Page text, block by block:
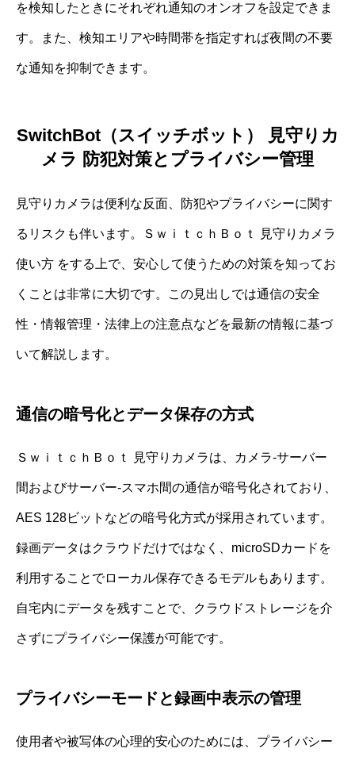
を検知したときにそれぞれ通知のオンオフを設定できま
す。また、検知エリアや時間帯を指定すれば夜間の不要
な通知を抑制できます。
SwitchBot（スイッチボット） 見守りカ
メラ 防犯対策とプライバシー管理
見守りカメラは便利な反面、防犯やプライバシーに関す
るリスクも伴います。ＳｗｉｔｃｈＢｏｔ 見守りカメラ
使い方 をする上で、安心して使うための対策を知ってお
くことは非常に大切です。この見出しでは通信の安全
性・情報管理・法律上の注意点などを最新の情報に基づ
いて解説します。
通信の暗号化とデータ保存の方式
ＳｗｉｔｃｈＢｏｔ 見守りカメラは、カメラ‐サーバー
間およびサーバー‐スマホ間の通信が暗号化されており、
AES 128ビットなどの暗号化方式が採用されています。
録画データはクラウドだけではなく、microSDカードを
利用することでローカル保存できるモデルもあります。
自宅内にデータを残すことで、クラウドストレージを介
さずにプライバシー保護が可能です。
プライバシーモードと録画中表示の管理
使用者や被写体の心理的安心のためには、プライバシー